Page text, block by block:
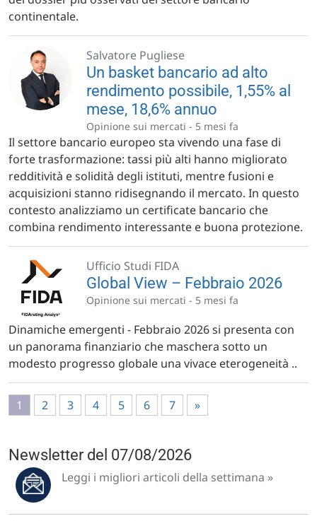
continentale.
Salvatore Pugliese
Un basket bancario ad alto
rendimento possibile, 1,55% al
mese, 18,6% annuo
Opinione sui mercati - 5 mesi fa
Il settore bancario europeo sta vivendo una fase di
forte trasformazione: tassi più alti hanno migliorato
redditività e solidità degli istituti, mentre fusioni e
acquisizioni stanno ridisegnando il mercato. In questo
contesto analizziamo un certificate bancario che
combina rendimento interessante e buona protezione.
Ufficio Studi FIDA
Global View – Febbraio 2026
Opinione sui mercati - 5 mesi fa
Dinamiche emergenti - Febbraio 2026 si presenta con
un panorama finanziario che maschera sotto un
modesto progresso globale una vivace eterogeneità ..
1 2 3 4 5 6 7 »
Newsletter del 07/08/2026
Leggi i migliori articoli della settimana »